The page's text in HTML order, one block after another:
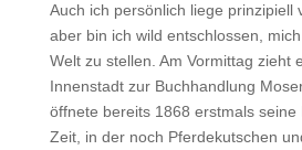
Auch ich persönlich liege prinzipiell
aber bin ich wild entschlossen,
Welt zu stellen. Am Vormittag zieht
Innenstadt zur Buchhandlung
öffnete bereits 1868 erstmals seine
Zeit, in der noch Pferdekutschen